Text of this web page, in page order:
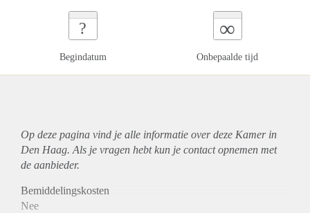
?
Begindatum
∞
Onbepaalde tijd
Op deze pagina vind je alle informatie over deze Kamer in
Den Haag. Als je vragen hebt kun je contact opnemen met
de aanbieder.
Bemiddelingskosten
Nee